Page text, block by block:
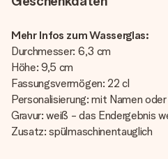
Mehr Infos zum Wasserglas:
Durchmesser: 6,3 cm
Höhe: 9,5 cm
Fassungsvermögen: 22 cl
Personalisierung: mit Namen
Gravur: weiß - das Endergebnis
Zusatz: spülmaschinentauglich